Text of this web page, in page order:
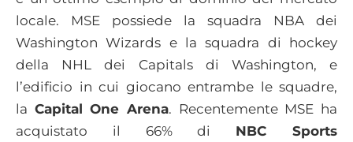
locale. MSE possiede la squadra NBA dei
Washington Wizards e la squadra di hockey
della NHL dei Capitals di Washington, e
l’edificio in cui giocano entrambe le squadre,
la Capital One Arena. Recentemente MSE ha
acquistato il 66% di NBC Sports